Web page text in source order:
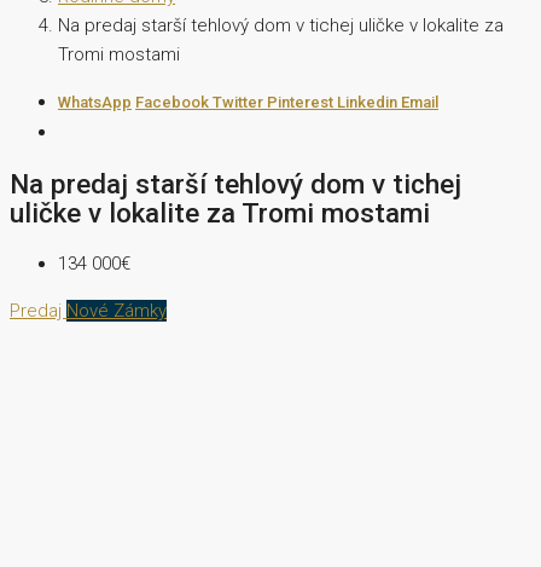
Na predaj starší tehlový dom v tichej uličke v lokalite za
Tromi mostami
WhatsApp Facebook Twitter Pinterest Linkedin Email
Na predaj starší tehlový dom v tichej
uličke v lokalite za Tromi mostami
134 000€
Predaj Nové Zámky